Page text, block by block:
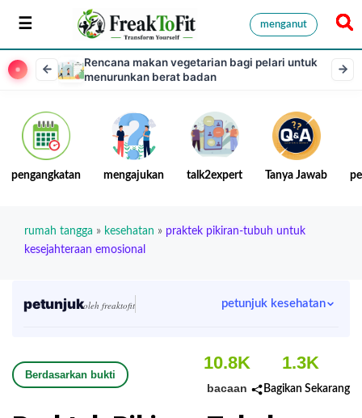
menganut
Rencana makan vegetarian bagi pelari untuk
menurunkan berat badan
pengangkatan mengajukan talk2expert Tanya Jawab
rumah tangga » kesehatan » praktek pikiran-tubuh untuk
kesejahteraan emosional
petunjukoleh freaktofit petunjuk kesehatan
Berdasarkan bukti
10.8K
bacaan
1.3K
Bagikan Sekarang